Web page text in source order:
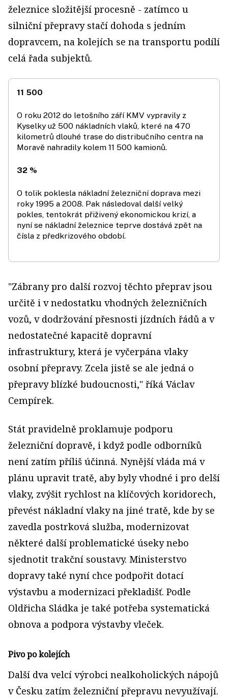
železnice složitější procesně - zatímco u
silniční přepravy stačí dohoda s jedním
dopravcem, na kolejích se na transportu podílí
celá řada subjektů.
11 500
O roku 2012 do letošního září KMV vypravily z
Kyselky už 500 nákladních vlaků, které na 470
kilometrů dlouhé trase do distribučního centra na
Moravě nahradily kolem 11 500 kamionů.
32 %
O tolik poklesla nákladní železniční doprava mezi
roky 1995 a 2008. Pak následoval další velký
pokles, tentokrát přiživený ekonomickou krizí, a
nyní se nákladní železnice teprve dostává zpět na
čísla z předkrizového období.
"Zábrany pro další rozvoj těchto přeprav jsou
určitě i v nedostatku vhodných železničních
vozů, v dodržování přesnosti jízdních řádů a v
nedostatečné kapacitě dopravní
infrastruktury, která je vyčerpána vlaky
osobní přepravy. Zcela jistě se ale jedná o
přepravy blízké budoucnosti," říká Václav
Cempírek.
Stát pravidelně proklamuje podporu
železniční dopravě, i když podle odborníků
není zatím příliš účinná. Nynější vláda má v
plánu upravit tratě, aby byly vhodné i pro delší
vlaky, zvýšit rychlost na klíčových koridorech,
převést nákladní vlaky na jiné tratě, kde by se
zavedla postrková služba, modernizovat
některé další problematické úseky nebo
sjednotit trakční soustavy. Ministerstvo
dopravy také nyní chce podpořit dotací
výstavbu a modernizaci překladišť. Podle
Oldřicha Sládka je také potřeba systematická
obnova a podpora výstavby vleček.
Pivo po kolejích
Další dva velcí výrobci nealkoholických nápojů
v Česku zatím železniční přepravu nevyužívají.